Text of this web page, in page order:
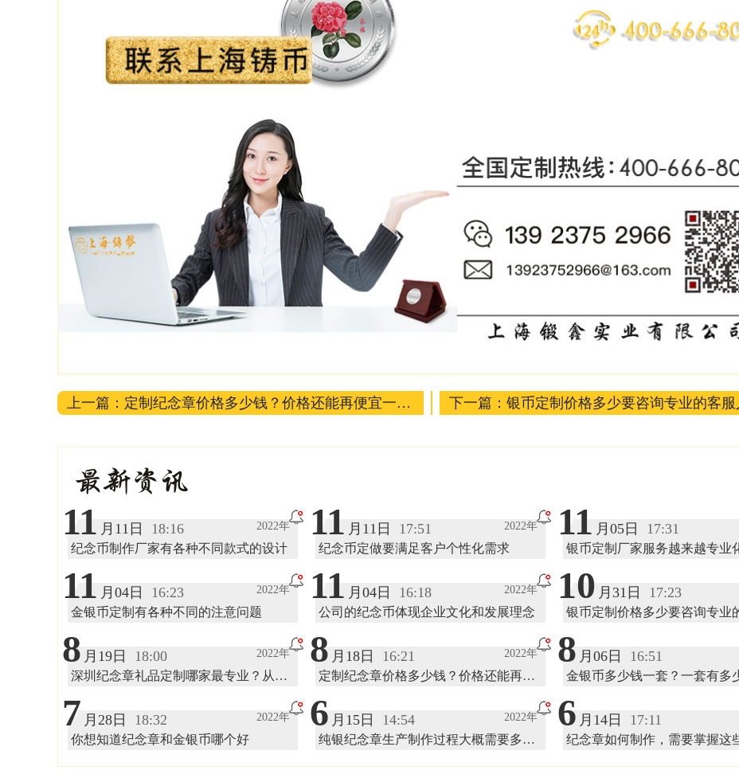
上一篇： 定制纪念章价格多少钱？价格还能再便宜一点
下一篇： 银币定制价格多少要咨询专业的客服
最新资讯
11 月11日 18:16 2022年
纪念币制作厂家有各种不同款式的设计
11 月11日 17:51 2022年
纪念币定做要满足客户个性化需求
11 月05日 17:31
银币定制厂家服务越来越专业
11 月04日 16:23 2022年
金银币定制有各种不同的注意问题
11 月04日 16:18 2022年
公司的纪念币体现企业文化和发展理念
10 月31日 17:23
银币定制价格多少要咨询专业
8 月19日 18:00 2022年
深圳纪念章礼品定制哪家最专业？从哪
8 月18日 16:21 2022年
定制纪念章价格多少钱？价格还能再便
8 月06日 16:51
金银币多少钱一套？一套有多
7 月28日 18:32 2022年
你想知道纪念章和金银币哪个好
6 月15日 14:54 2022年
纯银纪念章生产制作过程大概需要多长
6 月14日 17:11
纪念章如何制作，需要掌握这